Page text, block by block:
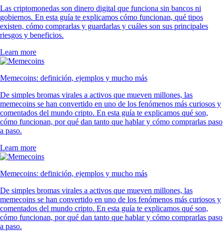
Las criptomonedas son dinero digital que funciona sin bancos ni
gobiernos. En esta guía te explicamos cómo funcionan, qué tipos
existen, cómo comprarlas y guardarlas y cuáles son sus principales
riesgos y beneficios.
Learn more
Memecoins: definición, ejemplos y mucho más
De simples bromas virales a activos que mueven millones, las
memecoins se han convertido en uno de los fenómenos más curiosos y
comentados del mundo cripto. En esta guía te explicamos qué son,
cómo funcionan, por qué dan tanto que hablar y cómo comprarlas paso
a paso.
Learn more
Memecoins: definición, ejemplos y mucho más
De simples bromas virales a activos que mueven millones, las
memecoins se han convertido en uno de los fenómenos más curiosos y
comentados del mundo cripto. En esta guía te explicamos qué son,
cómo funcionan, por qué dan tanto que hablar y cómo comprarlas paso
a paso.